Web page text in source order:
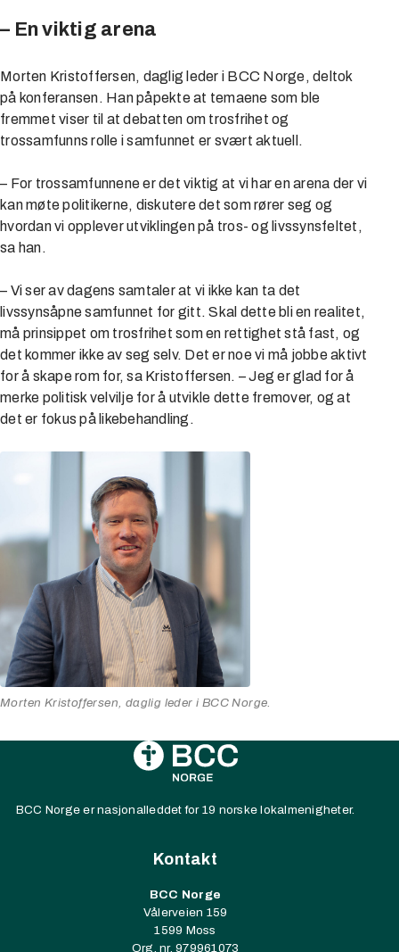
– En viktig arena
Morten Kristoffersen, daglig leder i BCC Norge, deltok
på konferansen. Han påpekte at temaene som ble
fremmet viser til at debatten om trosfrihet og
trossamfunns rolle i samfunnet er svært aktuell.
– For trossamfunnene er det viktig at vi har en arena der vi
kan møte politikerne, diskutere det som rører seg og
hvordan vi opplever utviklingen på tros- og livssynsfeltet,
sa han.
– Vi ser av dagens samtaler at vi ikke kan ta det
livssynsåpne samfunnet for gitt. Skal dette bli en realitet,
må prinsippet om trosfrihet som en rettighet stå fast, og
det kommer ikke av seg selv. Det er noe vi må jobbe aktivt
for å skape rom for, sa Kristoffersen. – Jeg er glad for å
merke politisk velvilje for å utvikle dette fremover, og at
det er fokus på likebehandling.
Morten Kristoffersen, daglig leder i BCC Norge.
BCC Norge er nasjonalleddet for 19 norske lokalmenigheter.
Kontakt
BCC Norge
Vålerveien 159
1599 Moss
Org. nr. 979961073